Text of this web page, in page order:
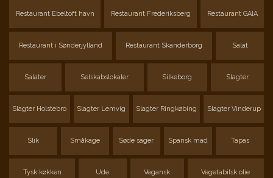
Restaurant Ebeltoft havn Restaurant Frederiksberg Restaurant GAIA
Restaurant i Sønderjylland Restaurant Skanderborg Salat
Salater Selskabslokaler Silkeborg Slagter
Slagter Holstebro Slagter Lemvig Slagter Ringkøbing Slagter Vinderup
Slik Småkage Søde sager Spansk mad Tapas
Tysk køkken Ude Vegansk Vegetabilsk olie